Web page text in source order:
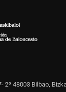
2º 48003 Bilbao,